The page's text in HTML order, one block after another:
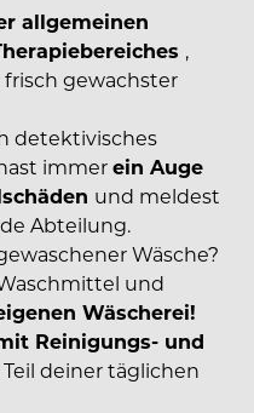
allgemeinen
,
frisch gewachster
detektivisches
immerein Auge
und meldest
Abteilung.
Wäsche?
und
Wäscherei!
Reinigungs- und
Teil deiner täglichen